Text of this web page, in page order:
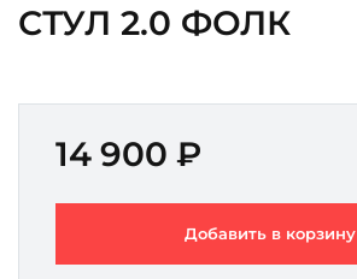
СТУЛ 2.0 ФОЛК
14 900 ₽
Добавить в корзину